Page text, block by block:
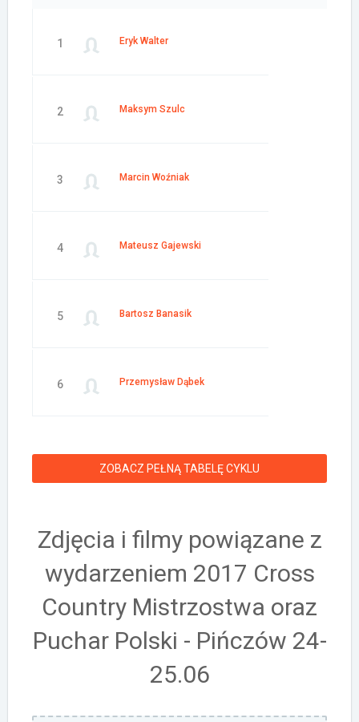
1 Eryk Walter
2 Maksym Szulc
3 Marcin Woźniak
4 Mateusz Gajewski
5 Bartosz Banasik
6 Przemysław Dąbek
ZOBACZ PEŁNĄ TABELĘ CYKLU
Zdjęcia i filmy powiązane z
wydarzeniem 2017 Cross
Country Mistrzostwa oraz
Puchar Polski - Pińczów 24-
25.06